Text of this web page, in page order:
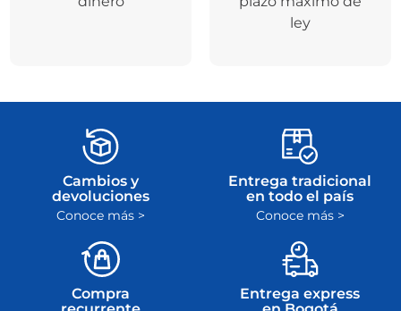
ley
Cambios y
devoluciones
Conoce más >
Entrega tradicional
en todo el país
Conoce más >
Compra
Entrega express